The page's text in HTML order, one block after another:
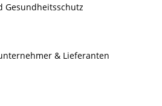
Gesundheitsschutz
& Lieferanten